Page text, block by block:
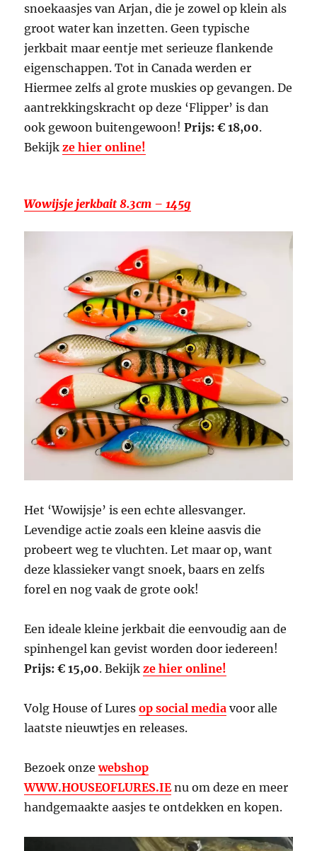
snoekaasjes van Arjan, die je zowel op klein als
groot water kan inzetten. Geen typische
jerkbait maar eentje met serieuze flankende
eigenschappen. Tot in Canada werden er
Hiermee zelfs al grote muskies op gevangen. De
aantrekkingskracht op deze ‘Flipper’ is dan
ook gewoon buitengewoon!Prijs: € 18,00.
Bekijkze hier online!
Wowijsje jerkbait 8.3cm – 145g
Het ‘Wowijsje’ is een echte allesvanger.
Levendige actie zoals een kleine aasvis die
probeert weg te vluchten. Let maar op, want
deze klassieker vangt snoek, baars en zelfs
forel en nog vaak de grote ook!
Een ideale kleine jerkbait die eenvoudig aan de
spinhengel kan gevist worden door iedereen!
Prijs: € 15,00. Bekijkze hier online!
Volg House of Luresop social media voor alle
laatste nieuwtjes en releases.
Bezoek onzewebshop
WWW.HOUSEOFLURES.IEnu om deze en meer
handgemaakte aasjes te ontdekken en kopen.